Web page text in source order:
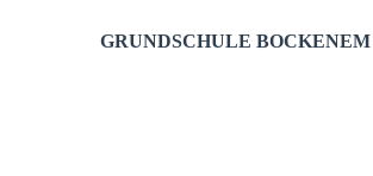
GRUNDSCHULE BOCKENEM